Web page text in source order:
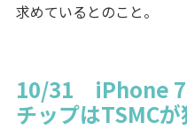
求めているとのこと。
10/31 iPhone 7
チップはTSMC